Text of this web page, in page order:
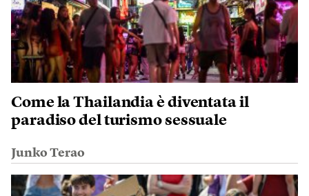
Come la Thailandia è diventata il
paradiso del turismo sessuale
Junko Terao